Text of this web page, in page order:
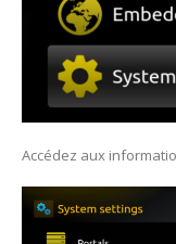
Accédez aux